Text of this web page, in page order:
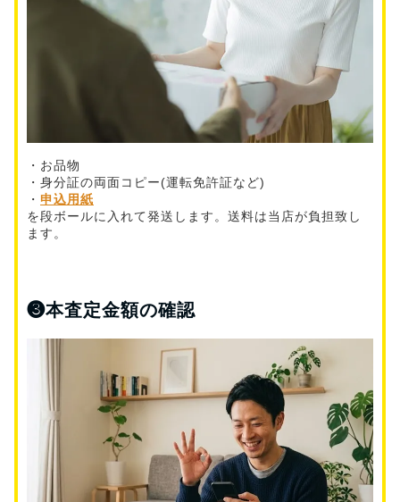
・お品物
・身分証の両面コピー(運転免許証など)
・ 申込用紙
を段ボールに入れて発送します。送料は当店が負担致し
ます。
❸本査定金額の確認